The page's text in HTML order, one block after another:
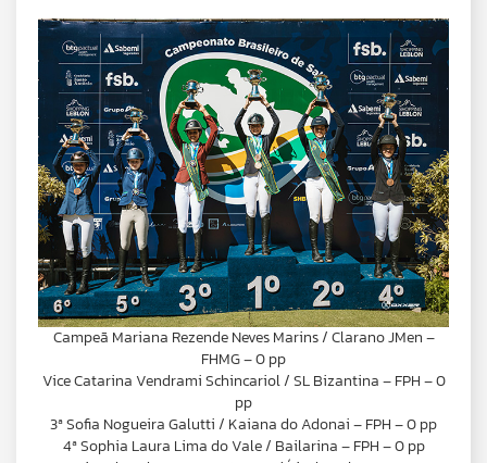
Campeã Mariana Rezende Neves Marins / Clarano JMen –
FHMG – 0 pp
Vice Catarina Vendrami Schincariol / SL Bizantina – FPH – 0
pp
3ª Sofia Nogueira Galutti / Kaiana do Adonai – FPH – 0 pp
4ª Sophia Laura Lima do Vale / Bailarina – FPH – 0 pp